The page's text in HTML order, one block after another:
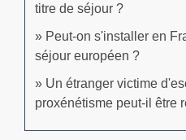
titre de séjour ?
Peut-on s'installer en
séjour européen ?
Un étranger victime
proxénétisme peut-il être